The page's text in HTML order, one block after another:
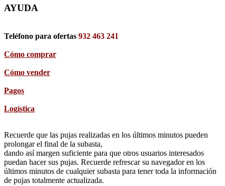
AYUDA
Teléfono para ofertas 932 463 241
Cómo comprar
Cómo vender
Pagos
Logística
Recuerde que las pujas realizadas en los últimos minutos pueden
prolongar el final de la subasta,
dando así margen suficiente para que otros usuarios interesados
puedan hacer sus pujas. Recuerde refrescar su navegador en los
últimos minutos de cualquier subasta para tener toda la información
de pujas totalmente actualizada.